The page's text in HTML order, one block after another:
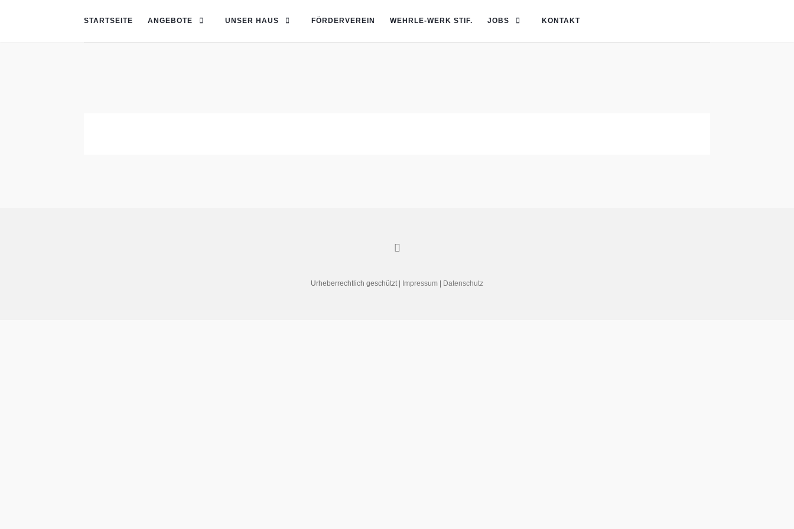
STARTSEITE ANGEBOTE UNSER HAUS FÖRDERVEREIN WEHRLE-WERK STIF. JOBS KONTAKT
Urheberrechtlich geschützt | Impressum Datenschutz